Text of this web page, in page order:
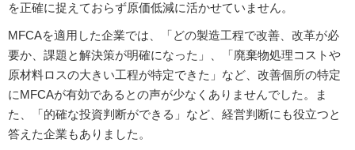
を正確に捉えておらず原価低減に活かせていません。
MFCAを適用した企業では、「どの製造工程で改善、改革が必
要か、課題と解決策が明確になった」、「廃棄物処理コストや
原材料ロスの大きい工程が特定できた」など、改善個所の特定
にMFCAが有効であるとの声が少なくありませんでした。ま
た、「的確な投資判断ができる」など、経営判断にも役立つと
答えた企業もありました。